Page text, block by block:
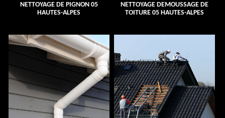
NETTOYAGE DE PIGNON 05
HAUTES-ALPES
NETTOYAGE DEMOUSSAGE DE
TOITURE 05 HAUTES-ALPES